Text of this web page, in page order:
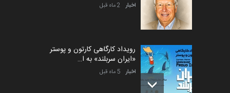
اخبار 2 ماه قبل
رویداد کارگاهی کارتون و پوستر
«ایران سربلند» به ا…
اخبار 5 ماه قبل